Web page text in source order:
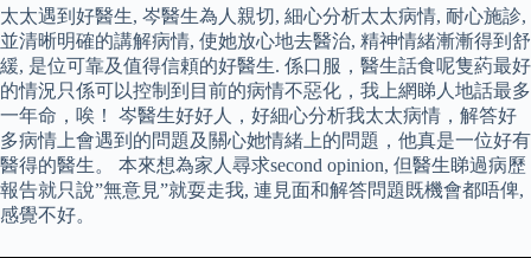
太太遇到好醫生, 岑醫生為人親切, 細心分析太太病情, 耐心施診,
並清晰明確的講解病情, 使她放心地去醫治, 精神情緒漸漸得到舒
緩, 是位可靠及值得信頼的好醫生. 係口服，醫生話食呢隻葯最好
的情況只係可以控制到目前的病情不惡化，我上網睇人地話最多
一年命，唉！ 岑醫生好好人，好細心分析我太太病情，解答好
多病情上會遇到的問題及關心她情緒上的問題，他真是一位好有
醫得的醫生。 本來想為家人尋求second opinion, 但醫生睇過病歷
報告就只說”無意見”就耍走我, 連見面和解答問題既機會都唔俾,
感覺不好。